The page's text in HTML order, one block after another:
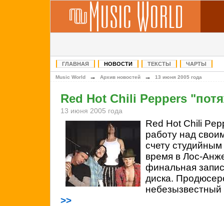
ГЛАВНАЯ НОВОСТИ ТЕКСТЫ ЧАРТЫ
Music World→ Архив новостей→ 13 июня 2005 года
Red Hot Chili Peppers
13 июня 2005 года
Red Hot Chili
работу над
счету
время в Лос-
финальная
диска.
>>